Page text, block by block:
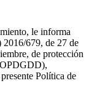
le informa
2016/679, de 27 de
de protección
Política de